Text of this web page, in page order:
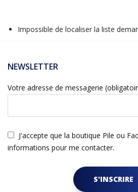
Impossible de localiser la liste
NEWSLETTER
Votre adresse de messagerie
J'accepte que la boutique Pile ou
informations pour me contacter.
S'INSCRIRE